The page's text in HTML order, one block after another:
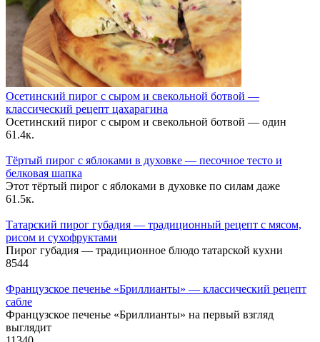
Осетинский пирог с сыром и свекольной ботвой —
классический рецепт цахарагина
Осетинский пирог с сыром и свекольной ботвой — один
61.4к.
Тёртый пирог с яблоками в духовке — песочное тесто и
белковая шапка
Этот тёртый пирог с яблоками в духовке по силам даже
61.5к.
Татарский пирог губадия — традиционный рецепт с мясом,
рисом и сухофруктами
Пирог губадия — традиционное блюдо татарской кухни
8544
Французское печенье «Бриллианты» — классический рецепт
сабле
Французское печенье «Бриллианты» на первый взгляд
выглядит